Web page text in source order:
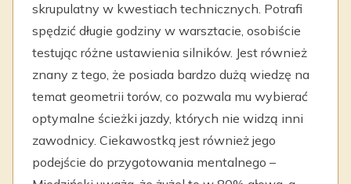
skrupulatny w kwestiach technicznych. Potrafi
spędzić długie godziny w warsztacie, osobiście
testując różne ustawienia silników. Jest również
znany z tego, że posiada bardzo dużą wiedzę na
temat geometrii torów, co pozwala mu wybierać
optymalne ścieżki jazdy, których nie widzą inni
zawodnicy. Ciekawostką jest również jego
podejście do przygotowania mentalnego –